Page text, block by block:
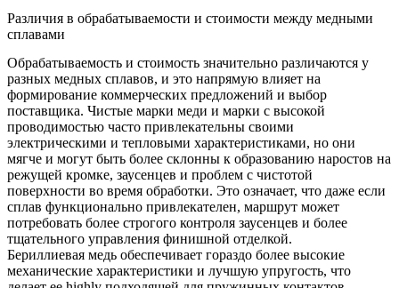
Различия в обрабатываемости и стоимости между медными
сплавами
Обрабатываемость и стоимость значительно различаются у
разных медных сплавов, и это напрямую влияет на
формирование коммерческих предложений и выбор
поставщика. Чистые марки меди и марки с высокой
проводимостью часто привлекательны своими
электрическими и тепловыми характеристиками, но они
мягче и могут быть более склонны к образованию наростов на
режущей кромке, заусенцев и проблем с чистотой
поверхности во время обработки. Это означает, что даже если
сплав функционально привлекателен, маршрут может
потребовать более строгого контроля заусенцев и более
тщательного управления финишной отделкой.
Бериллиевая медь обеспечивает гораздо более высокие
механические характеристики и лучшую упругость, что